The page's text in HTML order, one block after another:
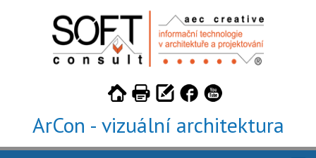
ArCon - vizuální architektura